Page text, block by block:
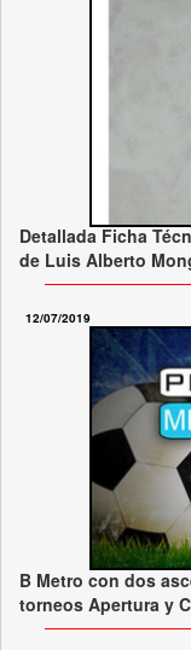
Detallada Ficha
de Luis Alberto
12/07/2019
B Metro con dos
torneos Apertura y